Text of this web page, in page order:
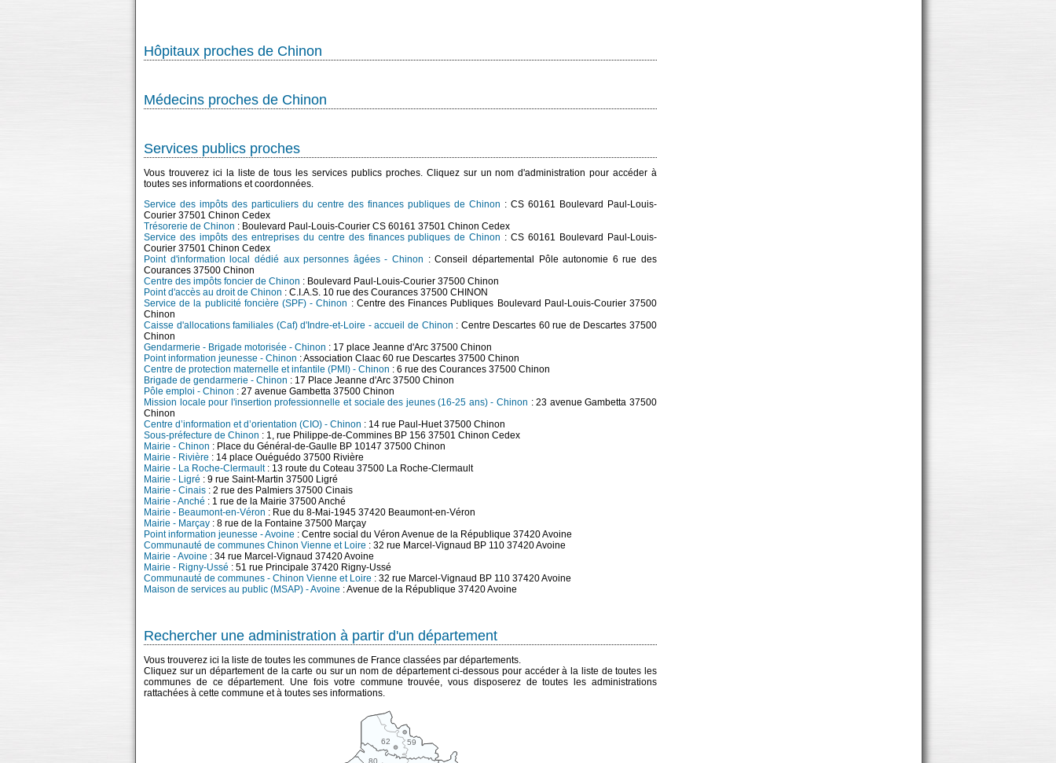
Hôpitaux proches de Chinon
Médecins proches de Chinon
Services publics proches
Vous trouverez ici la liste de tous les services publics proches. Cliquez sur un nom d'administration pour accéder à
toutes ses informations et coordonnées.
Service des impôts des particuliers du centre des finances publiques de Chinon : CS 60161 Boulevard Paul-Louis-
Courier 37501 Chinon Cedex
Trésorerie de Chinon : Boulevard Paul-Louis-Courier CS 60161 37501 Chinon Cedex
Service des impôts des entreprises du centre des finances publiques de Chinon : CS 60161 Boulevard Paul-Louis-
Courier 37501 Chinon Cedex
Point d'information local dédié aux personnes âgées - Chinon : Conseil départemental Pôle autonomie 6 rue des
Courances 37500 Chinon
Centre des impôts foncier de Chinon : Boulevard Paul-Louis-Courier 37500 Chinon
Point d'accès au droit de Chinon : C.I.A.S. 10 rue des Courances 37500 CHINON
Service de la publicité foncière (SPF) - Chinon : Centre des Finances Publiques Boulevard Paul-Louis-Courier 37500
Chinon
Caisse d'allocations familiales (Caf) d'Indre-et-Loire - accueil de Chinon : Centre Descartes 60 rue de Descartes 37500
Chinon
Gendarmerie - Brigade motorisée - Chinon : 17 place Jeanne d'Arc 37500 Chinon
Point information jeunesse - Chinon : Association Claac 60 rue Descartes 37500 Chinon
Centre de protection maternelle et infantile (PMI) - Chinon : 6 rue des Courances 37500 Chinon
Brigade de gendarmerie - Chinon : 17 Place Jeanne d'Arc 37500 Chinon
Pôle emploi - Chinon : 27 avenue Gambetta 37500 Chinon
Mission locale pour l'insertion professionnelle et sociale des jeunes (16-25 ans) - Chinon : 23 avenue Gambetta 37500
Chinon
Centre d’information et d’orientation (CIO) - Chinon : 14 rue Paul-Huet 37500 Chinon
Sous-préfecture de Chinon : 1, rue Philippe-de-Commines BP 156 37501 Chinon Cedex
Mairie - Chinon : Place du Général-de-Gaulle BP 10147 37500 Chinon
Mairie - Rivière : 14 place Ouéguédo 37500 Rivière
Mairie - La Roche-Clermault: 13 route du Coteau 37500 La Roche-Clermault
Mairie - Ligré : 9 rue Saint-Martin 37500 Ligré
Mairie - Cinais : 2 rue des Palmiers 37500 Cinais
Mairie - Anché : 1 rue de la Mairie 37500 Anché
Mairie - Beaumont-en-Véron : Rue du 8-Mai-1945 37420 Beaumont-en-Véron
Mairie - Marçay : 8 rue de la Fontaine 37500 Marçay
Point information jeunesse - Avoine : Centre social du Véron Avenue de la République 37420 Avoine
Communauté de communes Chinon Vienne et Loire : 32 rue Marcel-Vignaud BP 110 37420 Avoine
Mairie - Avoine : 34 rue Marcel-Vignaud 37420 Avoine
Mairie - Rigny-Ussé : 51 rue Principale 37420 Rigny-Ussé
Communauté de communes - Chinon Vienne et Loire : 32 rue Marcel-Vignaud BP 110 37420 Avoine
Maison de services au public (MSAP) - Avoine : Avenue de la République 37420 Avoine
Rechercher une administration à partir d'un département
Vous trouverez ici la liste de toutes les communes de France classées par départements.
Cliquez sur un département de la carte ou sur un nom de département ci-dessous pour accéder à la liste de toutes les
communes de ce département. Une fois votre commune trouvée, vous disposerez de toutes les administrations
rattachées à cette commune et à toutes ses informations.
59
62
80